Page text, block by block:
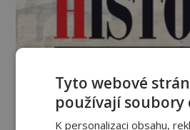
Tyto webové
používají soubory
K personalizaci obsahu,